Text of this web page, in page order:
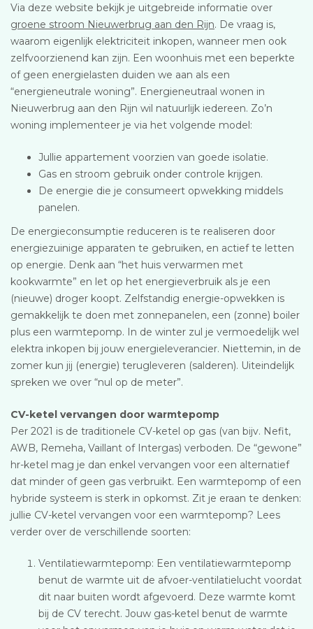
Via deze website bekijk je uitgebreide informatie over
groene stroom Nieuwerbrug aan den Rijn. De vraag is,
waarom eigenlijk elektriciteit inkopen, wanneer men ook
zelfvoorzienend kan zijn. Een woonhuis met een beperkte
of geen energielasten duiden we aan als een
“energieneutrale woning”. Energieneutraal wonen in
Nieuwerbrug aan den Rijn wil natuurlijk iedereen. Zo’n
woning implementeer je via het volgende model:
Jullie appartement voorzien van goede isolatie.
Gas en stroom gebruik onder controle krijgen.
De energie die je consumeert opwekking middels
panelen.
De energieconsumptie reduceren is te realiseren door
energiezuinige apparaten te gebruiken, en actief te letten
op energie. Denk aan “het huis verwarmen met
kookwarmte” en let op het energieverbruik als je een
(nieuwe) droger koopt. Zelfstandig energie-opwekken is
gemakkelijk te doen met zonnepanelen, een (zonne) boiler
plus een warmtepomp. In de winter zul je vermoedelijk wel
elektra inkopen bij jouw energieleverancier. Niettemin, in de
zomer kun jij (energie) terugleveren (salderen). Uiteindelijk
spreken we over “nul op de meter”.
CV-ketel vervangen door warmtepomp
Per 2021 is de traditionele CV-ketel op gas (van bijv. Nefit,
AWB, Remeha, Vaillant of Intergas) verboden. De “gewone”
hr-ketel mag je dan enkel vervangen voor een alternatief
dat minder of geen gas verbruikt. Een warmtepomp of een
hybride systeem is sterk in opkomst. Zit je eraan te denken:
jullie CV-ketel vervangen voor een warmtepomp? Lees
verder over de verschillende soorten:
Ventilatiewarmtepomp: Een ventilatiewarmtepomp
benut de warmte uit de afvoer-ventilatielucht voordat
dit naar buiten wordt afgevoerd. Deze warmte komt
bij de CV terecht. Jouw gas-ketel benut de warmte